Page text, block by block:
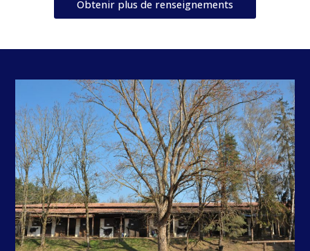
Obtenir plus de renseignements